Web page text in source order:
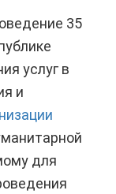
35
услуг в
и
для